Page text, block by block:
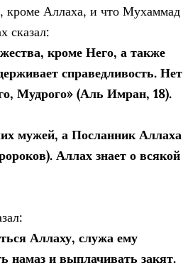
кроме Аллаха, и что Мухаммад
сказал:
кроме Него, а также
справедливость. Нет
Мудрого» (Аль Имран, 18).
мужей, а Посланник Аллаха
Аллах знает о всякой
Аллаху, служа ему
намаз и выплачивать закят.